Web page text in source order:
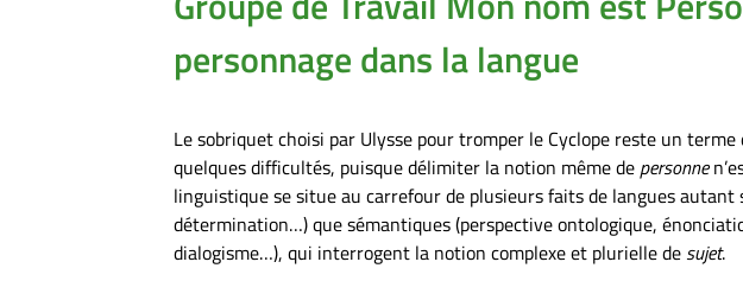
personnage dans la langue
Le sobriquet choisi par Ulysse pour tromper le Cyclope reste un terme
quelques difficultés, puisque délimiter la notion même de personne
linguistique se situe au carrefour de plusieurs faits de langues
détermination…) que sémantiques (perspective ontologique,
dialogisme…), qui interrogent la notion complexe et plurielle de sujet.